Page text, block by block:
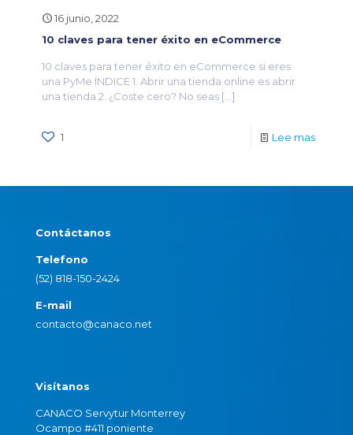
16 junio, 2022
10 claves para tener éxito en eCommerce
10 claves para tener éxito en eCommerce si eres
una PyMe ÍNDICE 1. Abrir una tienda online es abrir
una tienda 2. ¿Coste cero? No seas […]
1 Lee mas
Contáctanos
Telefono
(52) 818-150-2424
E-mail
contacto@canaco.net
Visítanos
CANACO Servytur Monterrey
Ocampo #411 poniente